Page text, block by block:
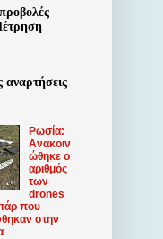
αναρτήσεις
Ρωσία:
Ανακοιν
ώθηκε ο
αριθμός
των
drones
που
στην